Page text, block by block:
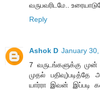
வருபவரிடமே..
Reply
Ashok D January
7 வருடங்களுக்கு முன்
முதல்
யார்ரா இவன் இப்படி